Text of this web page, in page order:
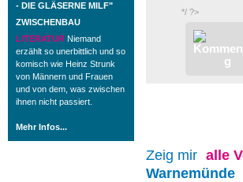
- DIE GLÄSERNE MILF"
ZWISCHENBAU
LITERATUR Niemand
erzählt so unerbittlich und so
komisch wie Heinz Strunk
von Männern und Frauen
und von dem, was zwischen
ihnen nicht passiert.
Mehr Infos...
*/ ?>
Zeig mir alle
Warnemünde